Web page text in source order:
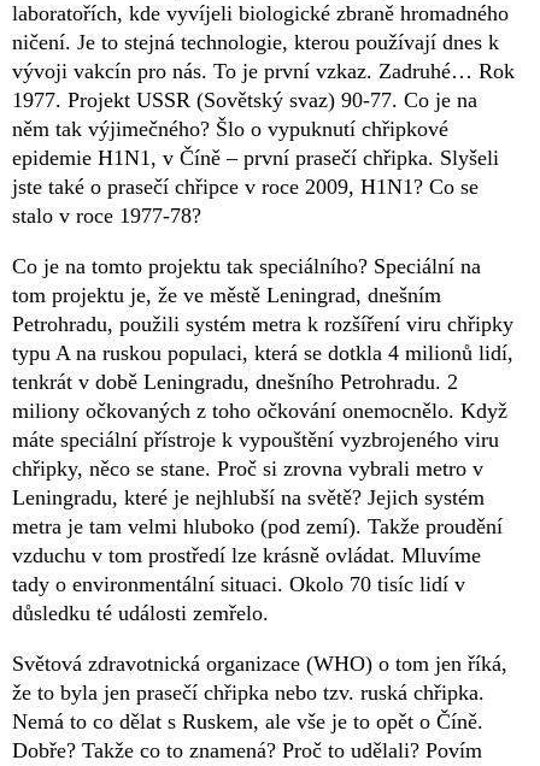
laboratořích, kde vyvíjeli biologické zbraně hromadného
ničení. Je to stejná technologie, kterou používají dnes k
vývoji vakcín pro nás. To je první vzkaz. Zadruhé… Rok
1977. Projekt USSR (Sovětský svaz) 90-77. Co je na
něm tak výjimečného? Šlo o vypuknutí chřipkové
epidemie H1N1, v Číně – první prasečí chřipka. Slyšeli
jste také o prasečí chřipce v roce 2009, H1N1? Co se
stalo v roce 1977-78?
Co je na tomto projektu tak speciálního? Speciální na
tom projektu je, že ve městě Leningrad, dnešním
Petrohradu, použili systém metra k rozšíření viru chřipky
typu A na ruskou populaci, která se dotkla 4 milionů lidí,
tenkrát v době Leningradu, dnešního Petrohradu. 2
miliony očkovaných z toho očkování onemocnělo. Když
máte speciální přístroje k vypouštění vyzbrojeného viru
chřipky, něco se stane. Proč si zrovna vybrali metro v
Leningradu, které je nejhlubší na světě? Jejich systém
metra je tam velmi hluboko (pod zemí). Takže proudění
vzduchu v tom prostředí lze krásně ovládat. Mluvíme
tady o environmentální situaci. Okolo 70 tisíc lidí v
důsledku té události zemřelo.
Světová zdravotnická organizace (WHO) o tom jen říká,
že to byla jen prasečí chřipka nebo tzv. ruská chřipka.
Nemá to co dělat s Ruskem, ale vše je to opět o Číně.
Dobře? Takže co to znamená? Proč to udělali? Povím